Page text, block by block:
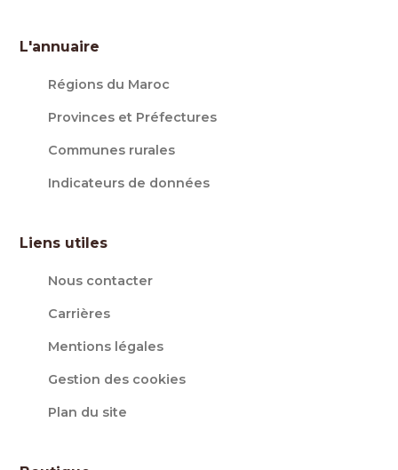
L'annuaire
Régions du Maroc
Provinces et Préfectures
Communes rurales
Indicateurs de données
Liens utiles
Nous contacter
Carrières
Mentions légales
Gestion des cookies
Plan du site